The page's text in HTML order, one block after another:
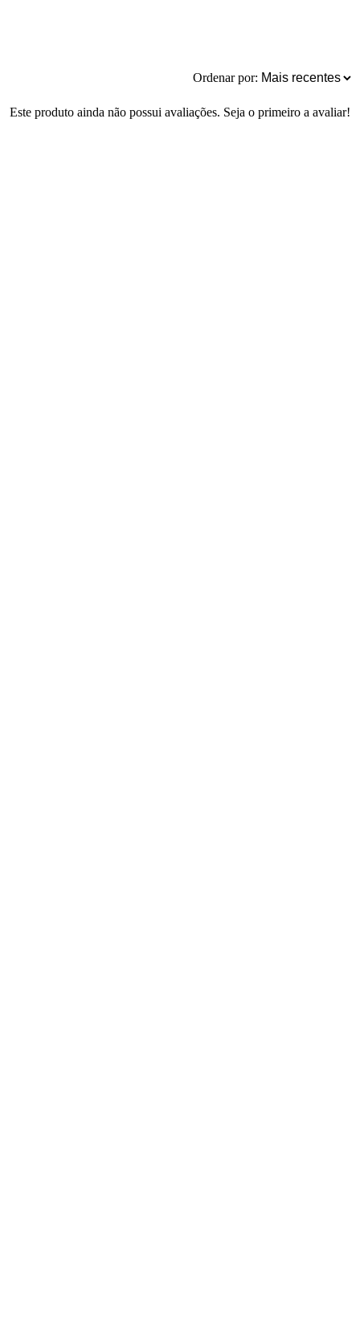
Ordenar por:
Este produto ainda não possui avaliações. Seja o primeiro a avaliar!